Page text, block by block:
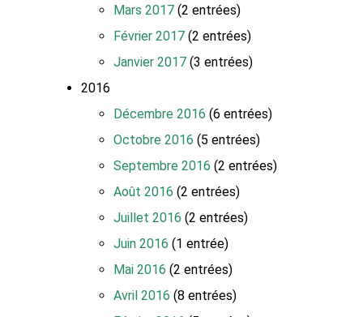
Mars 2017 (2 entrées)
Février 2017 (2 entrées)
Janvier 2017 (3 entrées)
2016
Décembre 2016 (6 entrées)
Octobre 2016 (5 entrées)
Septembre 2016 (2 entrées)
Août 2016 (2 entrées)
Juillet 2016 (2 entrées)
Juin 2016 (1 entrée)
Mai 2016 (2 entrées)
Avril 2016 (8 entrées)